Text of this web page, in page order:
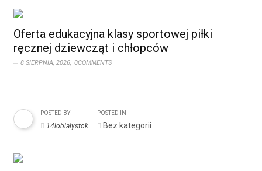
Oferta edukacyjna klasy sportowej piłki
ręcznej dziewcząt i chłopców
8 SIERPNIA, 2026, 0COMMENTS
POSTED BY
14lobialystok
POSTED IN
Bez kategorii